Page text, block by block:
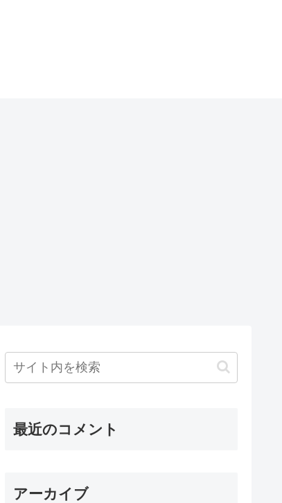
最近のコメント
アーカイブ